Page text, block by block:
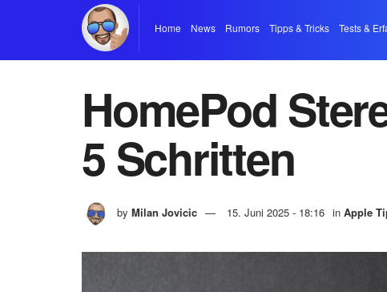
Home News Rumors Tipps & Tricks Tests &
HomePod
5 Schritten
by Milan Jovicic 15. Juni 2025 - 18:16 in Apple